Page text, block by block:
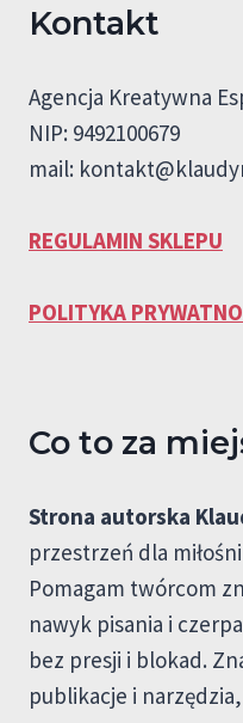
Kontakt
Agencja Kreatywna
NIP: 9492100679
mail:
REGULAMIN SKLEPU
POLITYKA
Co to za
Strona autorska
przestrzeń dla
Pomagam twórcom
nawyk pisania i
bez presji i blokad.
publikacje i